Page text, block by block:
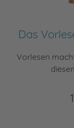
Das
Vorlesen